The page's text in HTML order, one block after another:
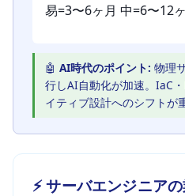
易=3〜6ヶ月 中=6〜12
🤖 AI時代のポイント: 物理
行しAI自動化が加速。IaC
イティブ設計へのシフトが
⚡ サーバエンジニア